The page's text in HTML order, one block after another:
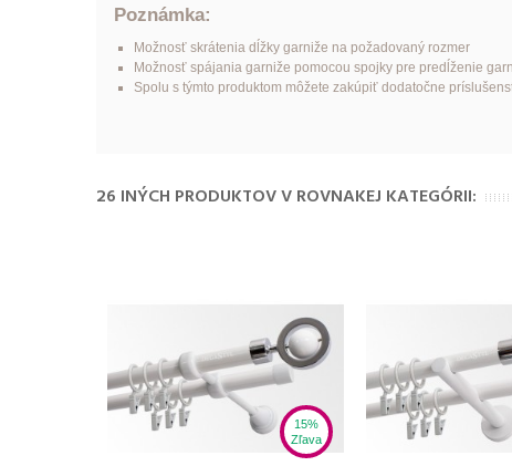
Poznámka:
Možnosť skrátenia dĺžky garniže na požadovaný rozmer
Možnosť spájania garniže pomocou spojky pre predĺženie
Spolu s týmto produktom môžete zakúpiť dodatočne
26 INÝCH PRODUKTOV V ROVNAKEJ KATEGÓRII:
15%
Zľava